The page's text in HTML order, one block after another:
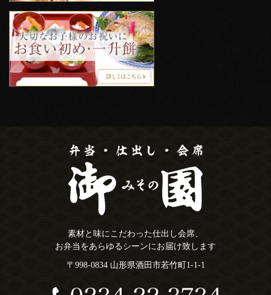
素材と味にこだわった仕出し会席、
お弁当をあらゆるシーンにお届け致します
〒998-0834 山形県酒田市若竹町1-1-1